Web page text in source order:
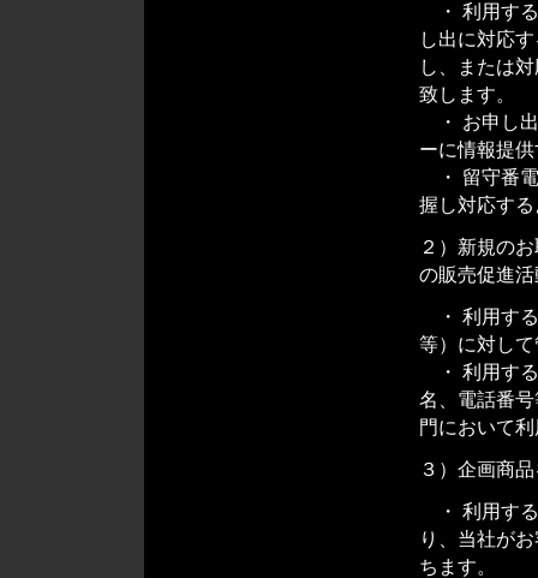
・ 利用する
し出に対応
し、または
致します。
・ お申し出
ーに情報提
・ 留守番電
握し対応す
２）新規の
の販売促進
・ 利用する
等）に対し
・ 利用する
名、電話番
門において
３）企画商
・ 利用する
り、当社が
ちます。